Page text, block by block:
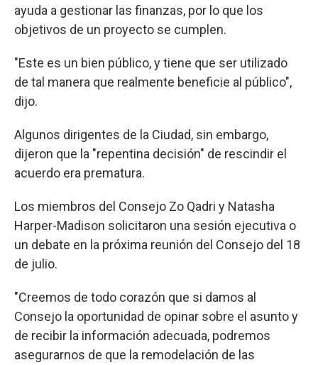
ayuda a gestionar las finanzas, por lo que los
objetivos de un proyecto se cumplen.
"Este es un bien público, y tiene que ser utilizado
de tal manera que realmente beneficie al público",
dijo.
Algunos dirigentes de la Ciudad, sin embargo,
dijeron que la "repentina decisión" de rescindir el
acuerdo era prematura.
Los miembros del Consejo Zo Qadri y Natasha
Harper-Madison solicitaron una sesión ejecutiva o
un debate en la próxima reunión del Consejo del 18
de julio.
"Creemos de todo corazón que si damos al
Consejo la oportunidad de opinar sobre el asunto y
de recibir la información adecuada, podremos
asegurarnos de que la remodelación de las